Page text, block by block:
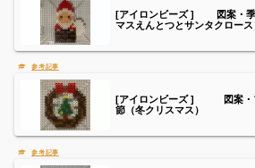
[アイロンビーズ ] 図案・季
マスえんとつとサンタクロース
[アイロンビーズ ] 図案・フ
節（冬クリスマス）